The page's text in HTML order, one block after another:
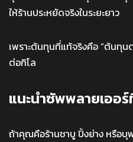
ให้ร้านประหยัดจริงในระยะยาว
เพราะต้นทุนที่แท้จริงคือ “ต้นทุน
ต่อกิโล
แนะนำซัพพลายเออ
ถ้าคุณคือร้านชาบู ปิ้งย่าง หรือ